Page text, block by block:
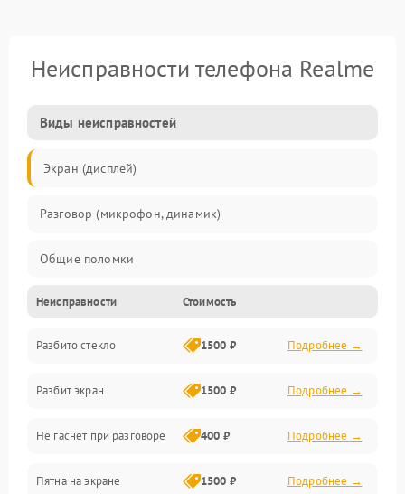
Неисправности телефона Realme
Виды неисправностей
Экран (дисплей)
Разговор (микрофон, динамик)
Общие поломки
Проблемы связи
Камеры
Проблемы с дисплеем и сенсором
Зарядка
Проблемы с питанием, зарядкой и аккумулятором
Неисправности Стоимость
Разбито стекло 1500 ₽ Подробнее →
Разбит экран 1500 ₽ Подробнее →
Не гаснет при разговоре 400 ₽ Подробнее →
Пятна на экране 1500 ₽ Подробнее →